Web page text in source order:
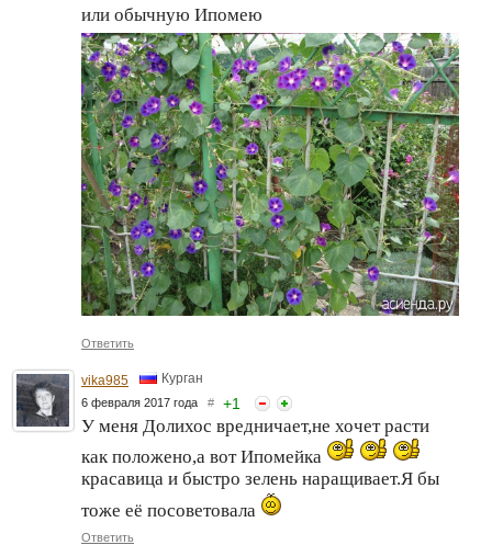
или обычную Ипомею
Ответить
vika985 Курган
6 февраля 2017 года # +1
У меня Долихос вредничает,не хочет расти
как положено,а вот Ипомейка
красавица и быстро зелень наращивает.Я бы
тоже её посоветовала
Ответить